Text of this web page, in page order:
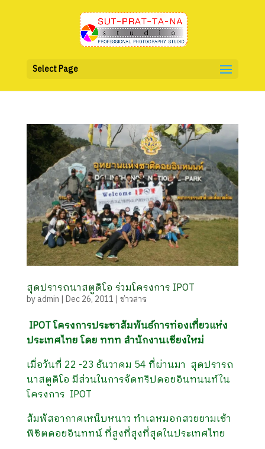
Select Page
สุดปรารถนาสตูดิโอ ร่วมโครงการ IPOT
byadmin | Dec 26, 2011 | ข่าวสาร
IPOT โครงการประชาสัมพันธ์การท่องเที่ยวแห่ง
ประเทศไทย โดย ททท สำนักงานเชียงใหม่
เมื่อวันที่ 22 -23 ธันวาคม 54 ที่ผ่านมา สุดปรารถ
นาสตูดิโอ มีส่วนในการจัดทริปดอยอินทนนท์ใน
โครงการ IPOT
สัมพัสอากาศเหน็บหนาว ทำเลหมอกสวยยามเช้า
พิชิตดอยอินททน์ ที่สูงที่สุงที่สุดในประเทศไทย